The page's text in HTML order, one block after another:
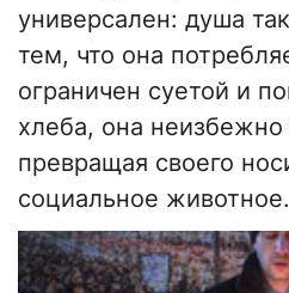
универсален: душа
тем, что она
ограничен суетой и
хлеба, она неизбежно
превращая своего
социальное животное.